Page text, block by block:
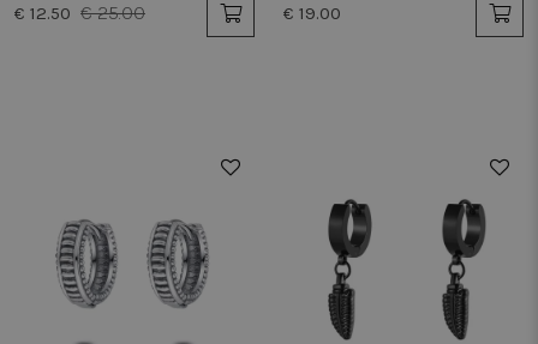
€ 12.50 € 25.00 € 19.00